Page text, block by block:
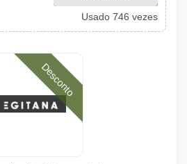
CÓDIGO
Usado 746 vezes
Desconto